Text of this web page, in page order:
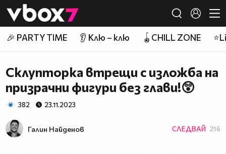
👾
🎉 PARTY TIME 👂 Клю – клю 🪀CHILL ZONE
Склупторка втрещи с изложба на
призрачни фигури без глави!😲
382 23.11.2023
Галин Найденов СЛЕДВАЙ 216